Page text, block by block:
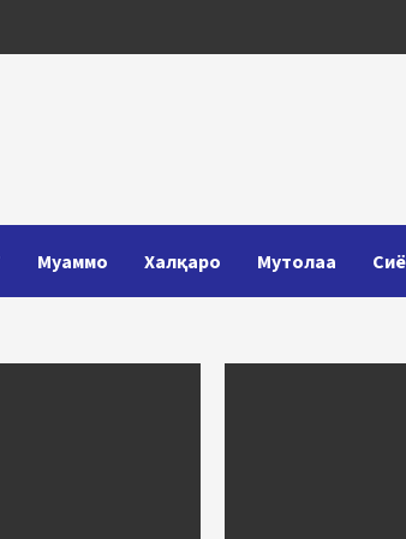
Муаммо Халқаро Мутолаа